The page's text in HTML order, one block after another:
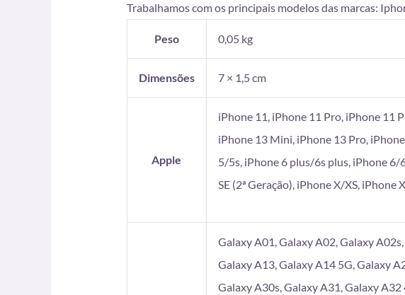
Trabalhamos com os principais modelos das marcas:
Peso 0,05 kg
Dimensões 7 × 1,5 cm
Apple
iPhone 11, iPhone 11 Pro, iPhone 11
iPhone 13 Mini, iPhone 13 Pro,
5/5s, iPhone 6 plus/6s plus, iPhone 6/
SE (2ª Geração), iPhone X/XS, iPhone
Galaxy A01, Galaxy A02, Galaxy
Galaxy A13, Galaxy A14 5G, Galaxy
Galaxy A30s, Galaxy A31, Galaxy